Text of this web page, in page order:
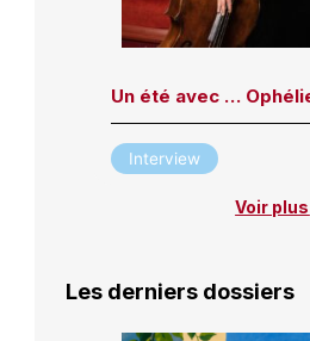
Un été avec …
Interview
Voir plus
Les derniers dossiers